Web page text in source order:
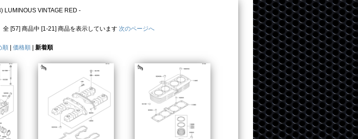
VINTAGE RED -
全 [57] 商品中 [1-21] 商品を表示しています 次のページへ
順 価格順 新着順